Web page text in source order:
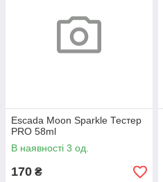
Escada Moon Sparkle Тестер
PRO 58ml
В наявності 3 од.
170 ₴